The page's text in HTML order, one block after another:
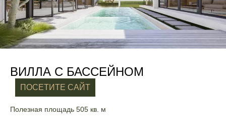
ВИЛЛА С БАССЕЙНОМ
ПОСЕТИТЕ САЙТ
Полезная площадь 505 кв. м